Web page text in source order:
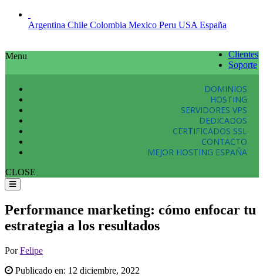
Argentina Chile Colombia Mexico Peru USA España
Clientes
Soporte
Menu
DOMINIOS
HOSTING
SERVIDORES VPS
DEDICADOS
CERTIFICADOS SSL
CONTACTO
MEJOR HOSTING ESPAÑA
CLOSE
Performance marketing: cómo enfocar tu
estrategia a los resultados
PorFelipe
Publicado en: 12 diciembre, 2022